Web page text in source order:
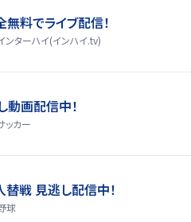
料でライブ配信！
ンターハイ(インハイ.tv)
動画配信中！
ッカー
戦 見逃し配信中！
球